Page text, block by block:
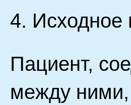
4. Исходное
Пациент,
между ними,